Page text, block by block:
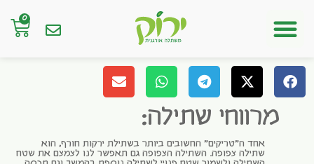
0
מרווחי שתילה:
אחד ה"טריקים" החשובים ביותר בשתילת ירקות חורף, הוא
שתילה צפופה. השתילה הצפופה גם תאפשר לנו לצמצם את שטח